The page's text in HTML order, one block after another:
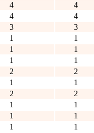
4 4
4 4
3 3
1 1
1 1
1 1
2 2
1 1
2 2
1 1
1 1
1 1